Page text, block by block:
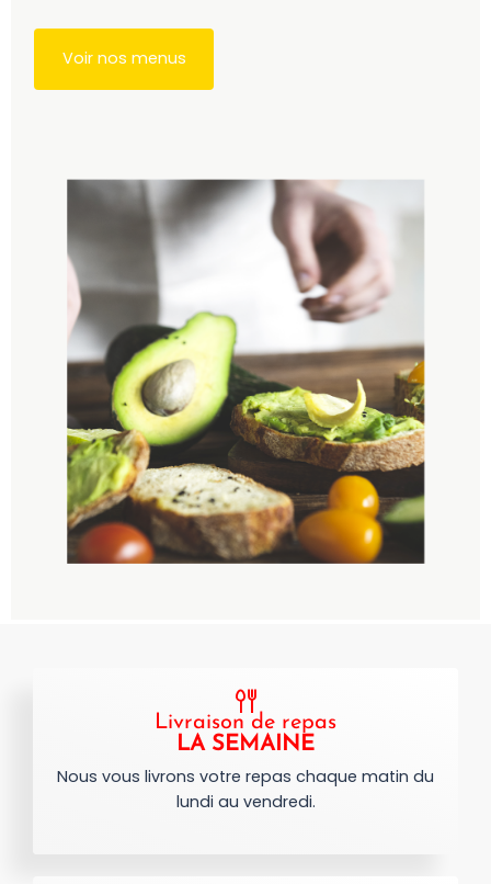
Voir nos menus
Livraison de repas
LA SEMAINE
Nous vous livrons votre repas chaque matin du
lundi au vendredi.